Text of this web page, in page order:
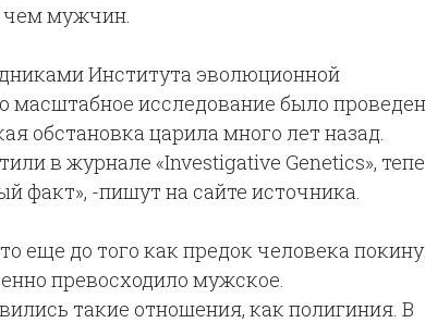
чем мужчин.
Института эволюционной
исследование было
обстановка царила много лет назад.
в журнале «Investigative Genetics»,
факт», -пишут на сайте источника.
еще до того как предок человека
превосходило мужское.
такие отношения, как полигиния. В